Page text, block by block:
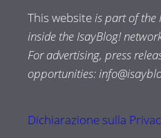
This websiteis part of the
inside the IsayBlog!
For advertising, press
opportunities:
Dichiarazione sulla